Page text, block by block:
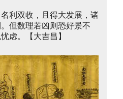
利双收，且得大发展，诸
但数理若凶则恐好景不
虑。【大吉昌】